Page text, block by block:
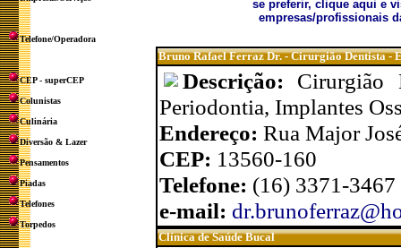
Telefone/Operadora
CEP - superCEP
Colunistas
Culinária
Diversão & Lazer
Pensamentos
Piadas
Telefones
Torpedos
se preferir, clique aqui e
empresas/profissionais
Bruno Rafael Ferraz Dr. - Cirurgião Dentista -
Descrição: Cirurgião
Periodontia, Implantes
Endereço: Rua Major
CEP: 13560-160
Telefone: (16) 3371-
e-mail:
Clínica de Saúde Bucal